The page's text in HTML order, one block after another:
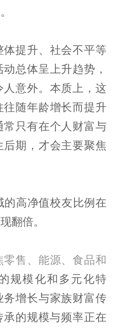
提升、社会不平等
总体呈上升趋势，
意外。本质上，这
随年龄增长而提升
只有在个人财富与
期，才会主要聚焦
高净值校友比例在
翻倍。
零售、能源、食品和
规模化和多元化特
增长与家族财富传
的规模与频率正在